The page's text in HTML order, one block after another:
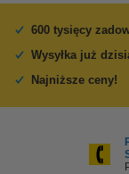
600 tysięcy
Wysyłka już
Najniższe ceny!